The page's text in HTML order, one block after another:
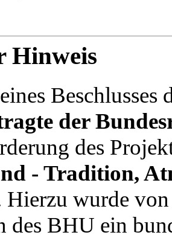
Hinweis
Beschlusses
der
des
- Tradition,
Hierzu wurde
des BHU ein